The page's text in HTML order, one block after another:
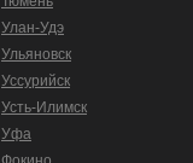
Улан-Удэ
Ульяновск
Уссурийск
Усть-Илимск
Уфа